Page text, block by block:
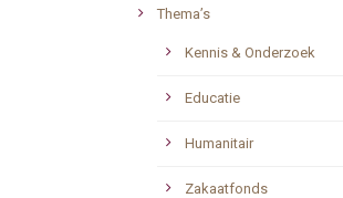
Thema’s
Kennis & Onderzoek
Educatie
Humanitair
Zakaatfonds